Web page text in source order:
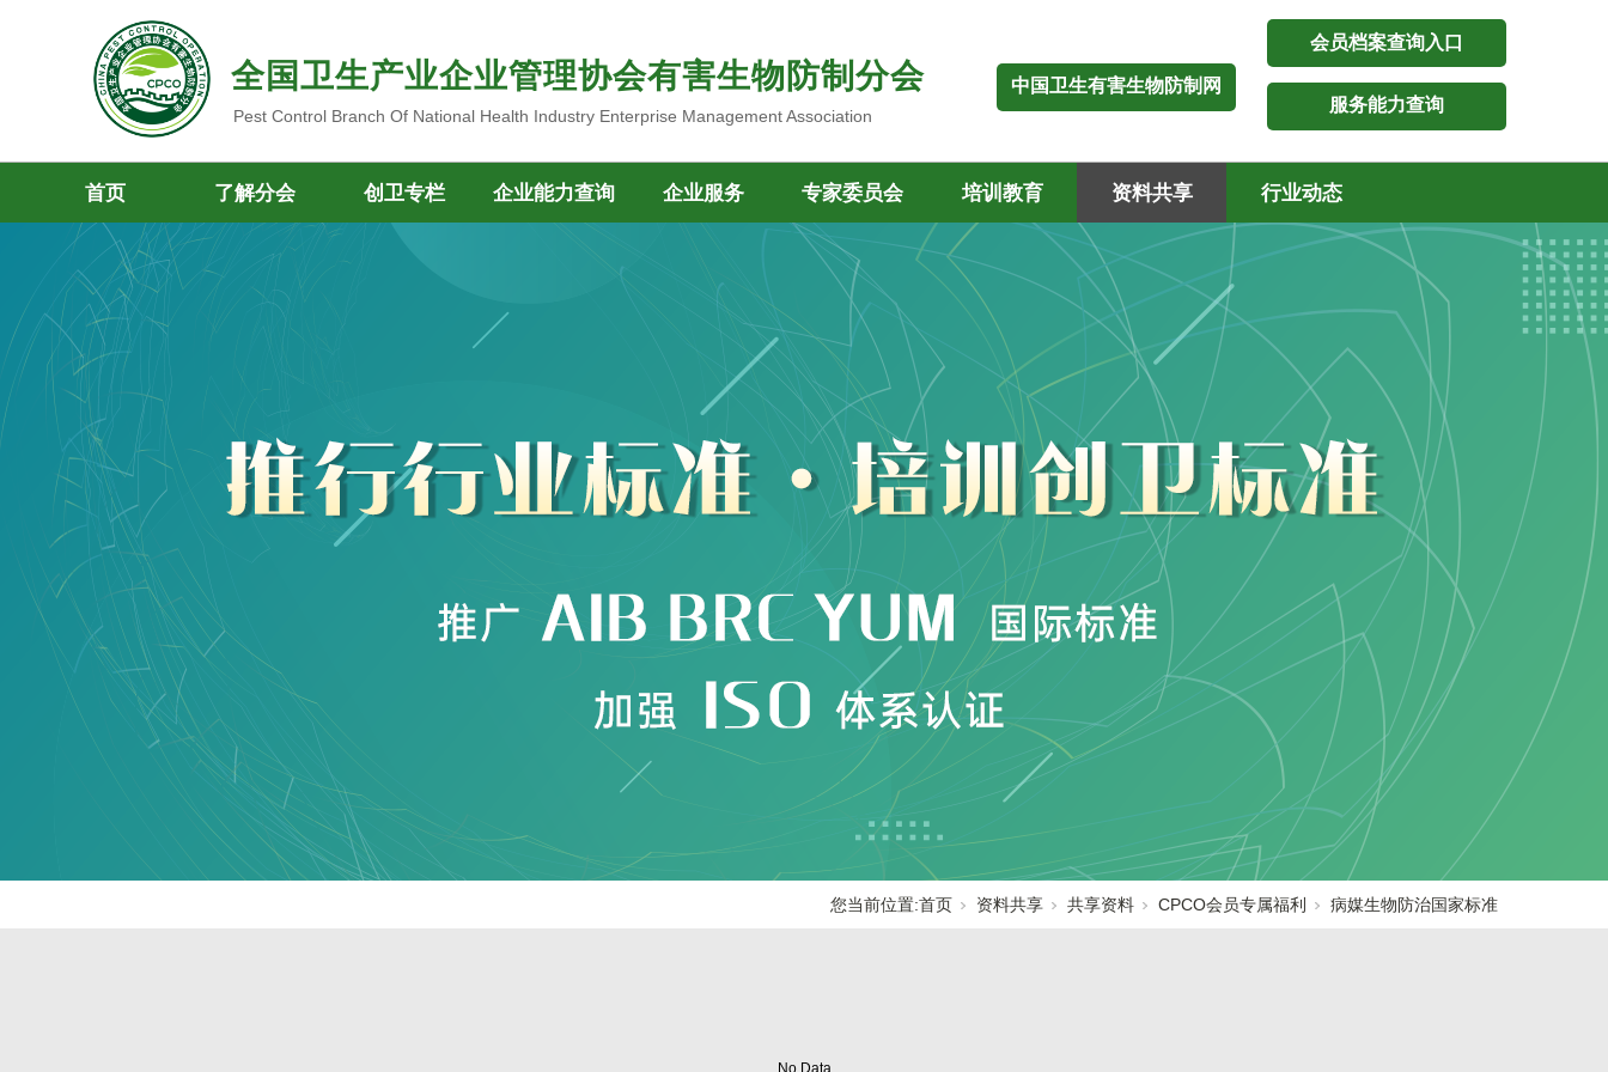
全国卫生产业企业管理协会有害生物防制分会 中国卫生有害生物防制网
Pest Control Branch Of National Health Industry Enterprise Management Association
服务能力查询
会员档案查询入口
首页 了解分会 创卫专栏 企业能力查询 企业服务 专家委员会 培训教育 资料共享 行业动态
您当前位置:首页 资料共享 共享资料 CPCO会员专属福利 病媒生物防治国家标准
No Data